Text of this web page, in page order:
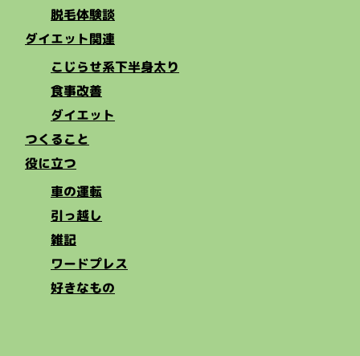
脱毛体験談
ダイエット関連
こじらせ系下半身太り
食事改善
ダイエット
つくること
役に立つ
車の運転
引っ越し
雑記
ワードプレス
好きなもの